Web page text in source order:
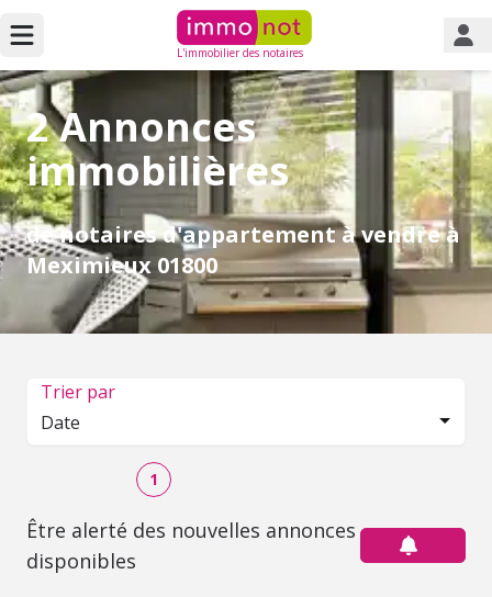
L'immobilier des notaires
2 Annonces
immobilières
de notaires d'appartement à vendre à
Meximieux 01800
Trier par
Date
1
Être alerté des nouvelles annonces
disponibles